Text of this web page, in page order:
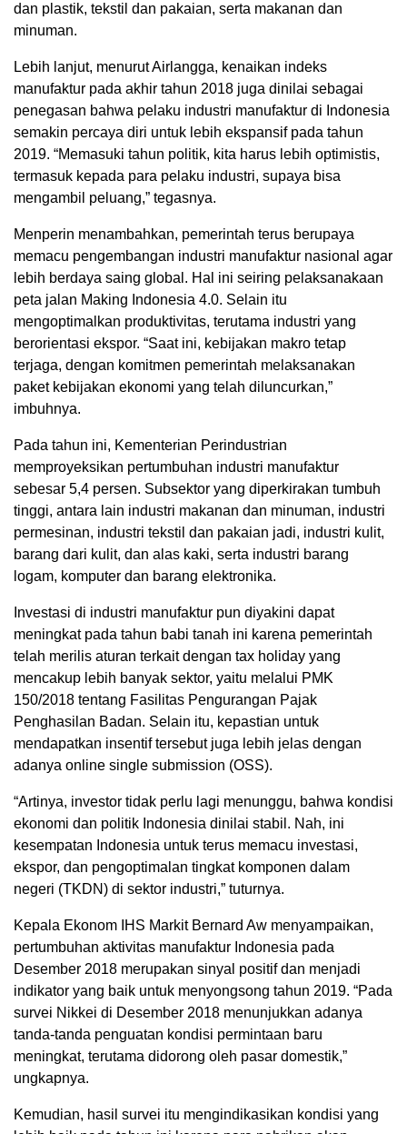
dan plastik, tekstil dan pakaian, serta makanan dan
minuman.
Lebih lanjut, menurut Airlangga, kenaikan indeks
manufaktur pada akhir tahun 2018 juga dinilai sebagai
penegasan bahwa pelaku industri manufaktur di Indonesia
semakin percaya diri untuk lebih ekspansif pada tahun
2019. “Memasuki tahun politik, kita harus lebih optimistis,
termasuk kepada para pelaku industri, supaya bisa
mengambil peluang,” tegasnya.
Menperin menambahkan, pemerintah terus berupaya
memacu pengembangan industri manufaktur nasional agar
lebih berdaya saing global. Hal ini seiring pelaksanakaan
peta jalan Making Indonesia 4.0. Selain itu
mengoptimalkan produktivitas, terutama industri yang
berorientasi ekspor. “Saat ini, kebijakan makro tetap
terjaga, dengan komitmen pemerintah melaksanakan
paket kebijakan ekonomi yang telah diluncurkan,”
imbuhnya.
Pada tahun ini, Kementerian Perindustrian
memproyeksikan pertumbuhan industri manufaktur
sebesar 5,4 persen. Subsektor yang diperkirakan tumbuh
tinggi, antara lain industri makanan dan minuman, industri
permesinan, industri tekstil dan pakaian jadi, industri kulit,
barang dari kulit, dan alas kaki, serta industri barang
logam, komputer dan barang elektronika.
Investasi di industri manufaktur pun diyakini dapat
meningkat pada tahun babi tanah ini karena pemerintah
telah merilis aturan terkait dengan tax holiday yang
mencakup lebih banyak sektor, yaitu melalui PMK
150/2018 tentang Fasilitas Pengurangan Pajak
Penghasilan Badan. Selain itu, kepastian untuk
mendapatkan insentif tersebut juga lebih jelas dengan
adanya online single submission (OSS).
“Artinya, investor tidak perlu lagi menunggu, bahwa kondisi
ekonomi dan politik Indonesia dinilai stabil. Nah, ini
kesempatan Indonesia untuk terus memacu investasi,
ekspor, dan pengoptimalan tingkat komponen dalam
negeri (TKDN) di sektor industri,” tuturnya.
Kepala Ekonom IHS Markit Bernard Aw menyampaikan,
pertumbuhan aktivitas manufaktur Indonesia pada
Desember 2018 merupakan sinyal positif dan menjadi
indikator yang baik untuk menyongsong tahun 2019. “Pada
survei Nikkei di Desember 2018 menunjukkan adanya
tanda-tanda penguatan kondisi permintaan baru
meningkat, terutama didorong oleh pasar domestik,”
ungkapnya.
Kemudian, hasil survei itu mengindikasikan kondisi yang